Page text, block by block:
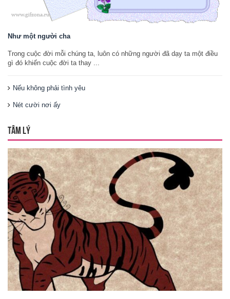
Như một người cha
Trong cuộc đời mỗi chúng ta, luôn có những người đã dạy ta một điều
gì đó khiến cuộc đời ta thay ...
Nếu không phải tình yêu
Nét cười nơi ấy
TÂM LÝ